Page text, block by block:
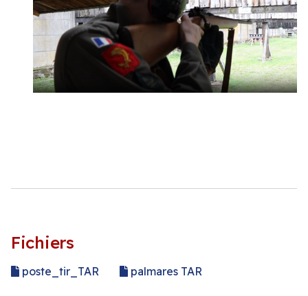
Fichiers
poste_tir_TAR palmares TAR